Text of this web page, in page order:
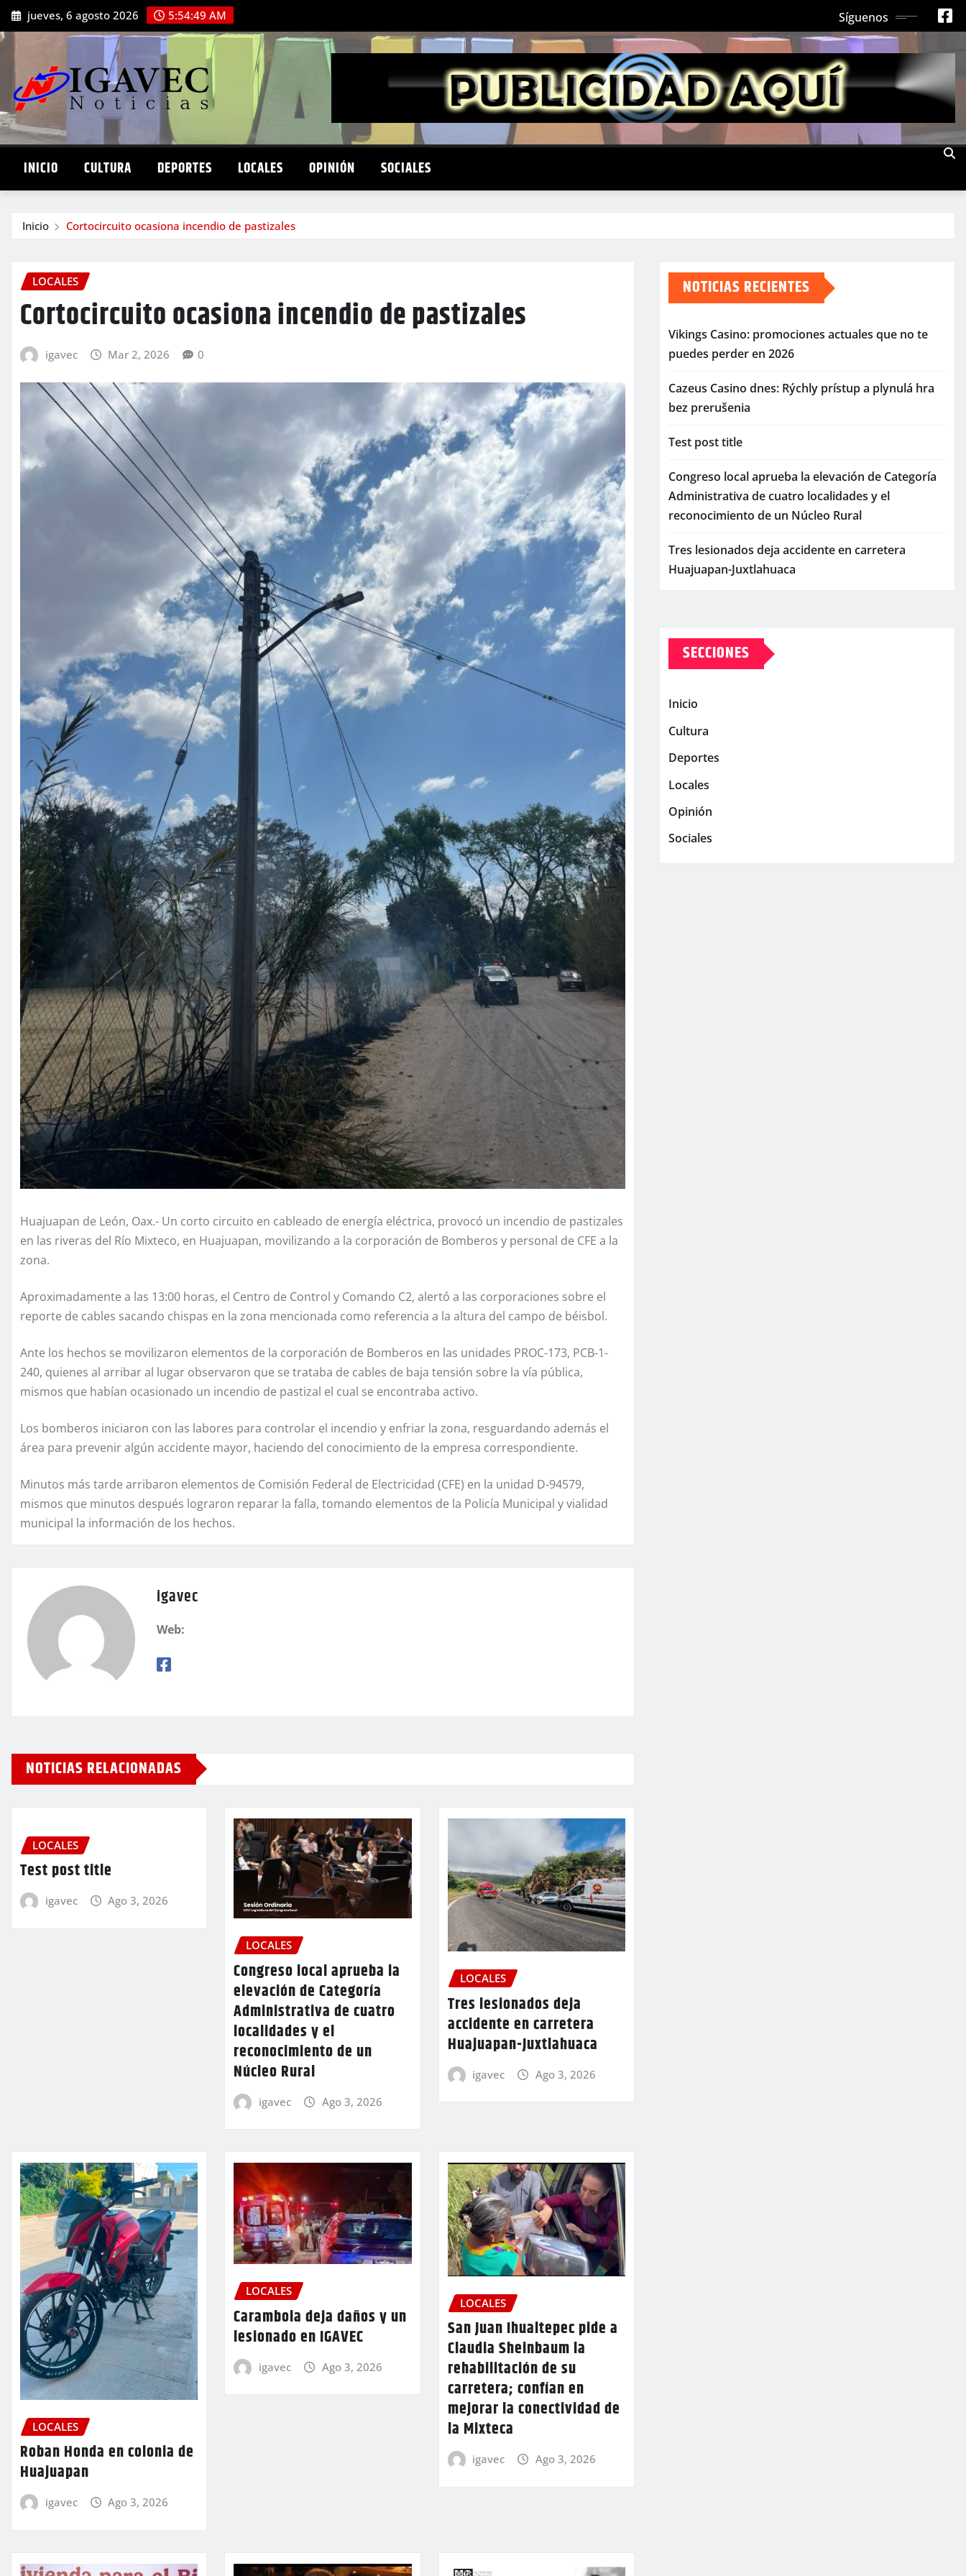
Saltar
al
contenido
jueves, 6 agosto 2026 5:54:50 AM Síguenos
INICIO CULTURA DEPORTES LOCALES OPINIÓN SOCIALES
Inicio Cortocircuito ocasiona incendio de pastizales
LOCALES
Cortocircuito ocasiona incendio de pastizales
igavec Mar 2, 2026 0
Huajuapan de León, Oax.- Un corto circuito en cableado de energía eléctrica, provocó un incendio de pastizales
en las riveras del Río Mixteco, en Huajuapan, movilizando a la corporación de Bomberos y personal de CFE a la
zona.
Aproximadamente a las 13:00 horas, el Centro de Control y Comando C2, alertó a las corporaciones sobre el
reporte de cables sacando chispas en la zona mencionada como referencia a la altura del campo de béisbol.
Ante los hechos se movilizaron elementos de la corporación de Bomberos en las unidades PROC-173, PCB-1-
240, quienes al arribar al lugar observaron que se trataba de cables de baja tensión sobre la vía pública,
mismos que habían ocasionado un incendio de pastizal el cual se encontraba activo.
Los bomberos iniciaron con las labores para controlar el incendio y enfriar la zona, resguardando además el
área para prevenir algún accidente mayor, haciendo del conocimiento de la empresa correspondiente.
Minutos más tarde arribaron elementos de Comisión Federal de Electricidad (CFE) en la unidad D-94579,
mismos que minutos después lograron reparar la falla, tomando elementos de la Policía Municipal y vialidad
municipal la información de los hechos.
igavec
Web:
NOTICIAS RELACIONADAS
LOCALES
Test post title
igavec Ago 3, 2026
LOCALES
Congreso local aprueba la
elevación de Categoría
Administrativa de cuatro
localidades y el
reconocimiento de un
Núcleo Rural
igavec Ago 3, 2026
LOCALES
Tres lesionados deja
accidente en carretera
Huajuapan-Juxtlahuaca
igavec Ago 3, 2026
LOCALES
Roban Honda en colonia de
Huajuapan
igavec Ago 3, 2026
LOCALES
Carambola deja daños y un
lesionado en IGAVEC
igavec Ago 3, 2026
LOCALES
San Juan Ihualtepec pide a
Claudia Sheinbaum la
rehabilitación de su
carretera; confían en
mejorar la conectividad de
la Mixteca
igavec Ago 3, 2026
NOTICIAS RECIENTES
Vikings Casino: promociones actuales que no te
puedes perder en 2026
Cazeus Casino dnes: Rýchly prístup a plynulá hra
bez prerušenia
Test post title
Congreso local aprueba la elevación de Categoría
Administrativa de cuatro localidades y el
reconocimiento de un Núcleo Rural
Tres lesionados deja accidente en carretera
Huajuapan-Juxtlahuaca
SECCIONES
Inicio
Cultura
Deportes
Locales
Opinión
Sociales